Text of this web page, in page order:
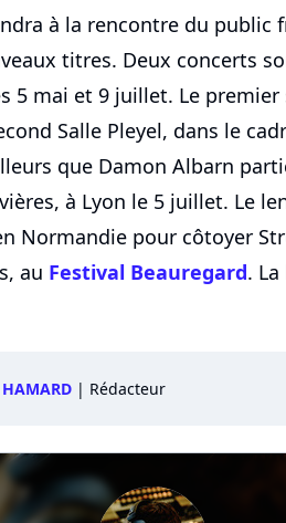
à la rencontre du public
titres. Deux concerts
5 mai et 9 juillet. Le premier
Salle Pleyel, dans le
que Damon Albarn
à Lyon le 5 juillet. Le
Normandie pour côtoyer
au Festival Beauregard.
| Rédacteur